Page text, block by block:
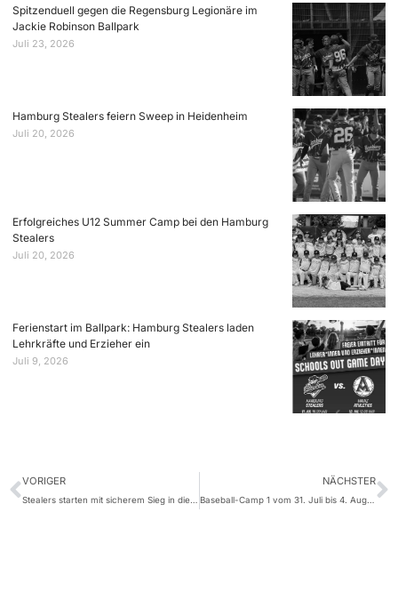
Spitzenduell gegen die Regensburg Legionäre im
Jackie Robinson Ballpark
Juli 23, 2026
Hamburg Stealers feiern Sweep in Heidenheim
Juli 20, 2026
Erfolgreiches U12 Summer Camp bei den Hamburg
Stealers
Juli 20, 2026
Ferienstart im Ballpark: Hamburg Stealers laden
Lehrkräfte und Erzieher ein
Juli 9, 2026
VORIGER NÄCHSTER
Baseball-Camp 1 vom 31. Juli bis 4. August